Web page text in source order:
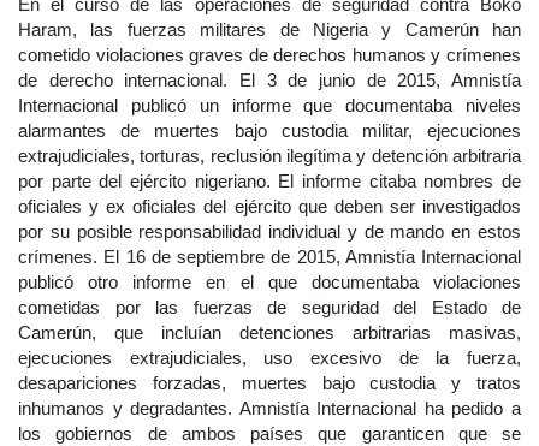
En el curso de las operaciones de seguridad contra Boko
Haram, las fuerzas militares de Nigeria y Camerún han
cometido violaciones graves de derechos humanos y crímenes
de derecho internacional. El 3 de junio de 2015, Amnistía
Internacional publicó un informe que documentaba niveles
alarmantes de muertes bajo custodia militar, ejecuciones
extrajudiciales, torturas, reclusión ilegítima y detención arbitraria
por parte del ejército nigeriano. El informe citaba nombres de
oficiales y ex oficiales del ejército que deben ser investigados
por su posible responsabilidad individual y de mando en estos
crímenes. El 16 de septiembre de 2015, Amnistía Internacional
publicó otro informe en el que documentaba violaciones
cometidas por las fuerzas de seguridad del Estado de
Camerún, que incluían detenciones arbitrarias masivas,
ejecuciones extrajudiciales, uso excesivo de la fuerza,
desapariciones forzadas, muertes bajo custodia y tratos
inhumanos y degradantes. Amnistía Internacional ha pedido a
los gobiernos de ambos países que garanticen que se